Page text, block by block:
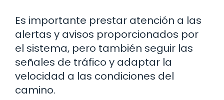
Es importante prestar atención a las
alertas y avisos proporcionados por
el sistema, pero también seguir las
señales de tráfico y adaptar la
velocidad a las condiciones del
camino.